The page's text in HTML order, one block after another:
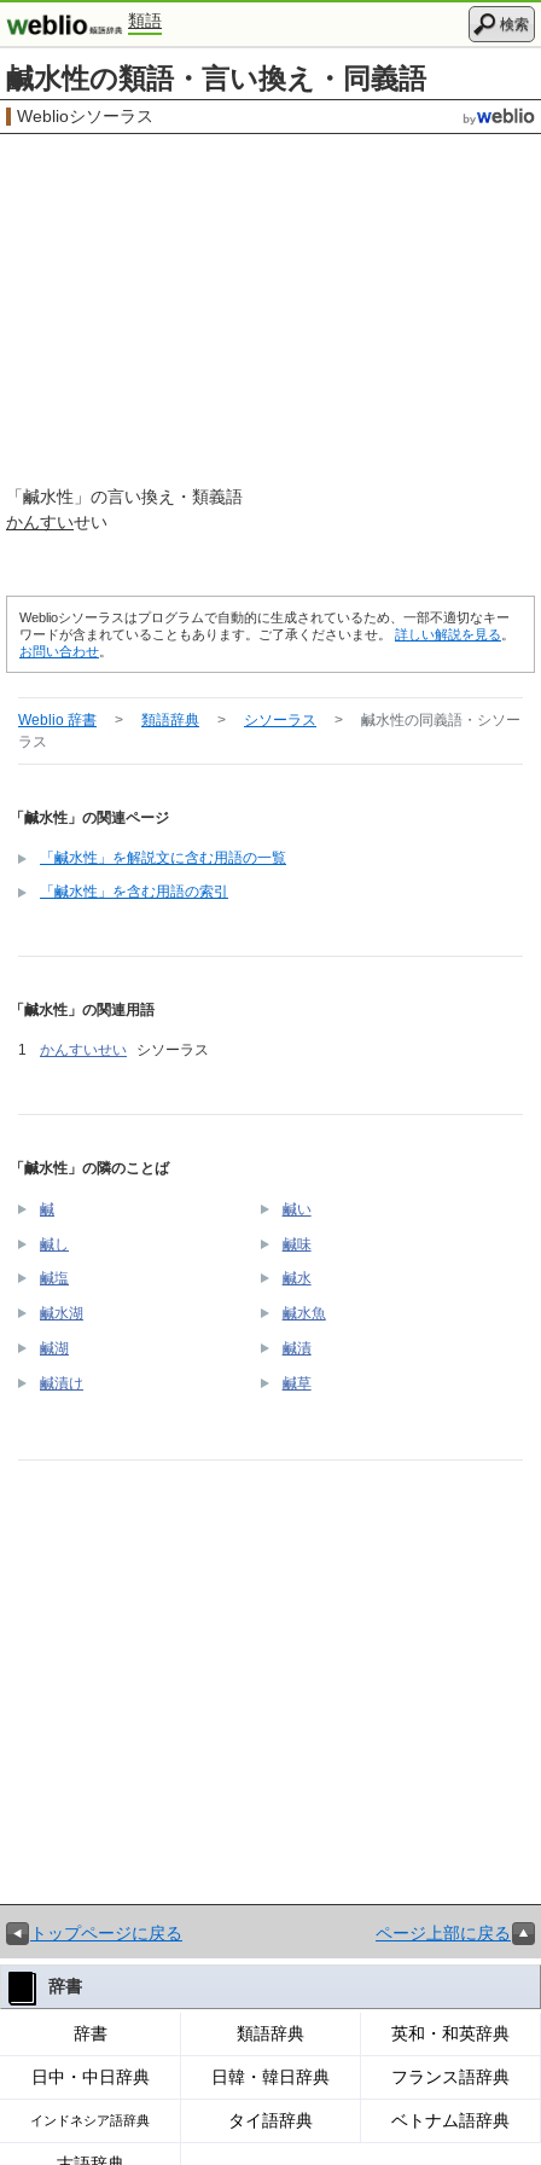
類語 検索
鹹水性の類語・言い換え・同義語
Weblioシソーラス
「鹹水性 」の言い換え・類義語
かんすいせい
Weblioシソーラスはプログラムで自動的に生成されているため、一部不適切なキー
ワードが含まれていることもあります。ご了承くださいませ。 詳しい解説を見る
お問い合わせ
Weblio 辞書 > 類語辞典 > シソーラス > 鹹水性の同義語・シソー
ラス
「鹹水性」の関連ページ
「鹹水性」を解説文に含む用語の一覧
「鹹水性」を含む用語の索引
「鹹水性」の関連用語
かんすいせい シソーラス
「鹹水性」の隣のことば
鹹 鹹い
鹹し 鹹味
鹹塩 鹹水
鹹水湖 鹹水魚
鹹湖 鹹漬
鹹漬け 鹹草
トップページに戻る ページ上部に戻る
辞書
辞書 類語辞典 英和・和英辞典
日中・中日辞典 日韓・韓日辞典 フランス語辞典
インドネシア語辞典 タイ語辞典 ベトナム語辞典